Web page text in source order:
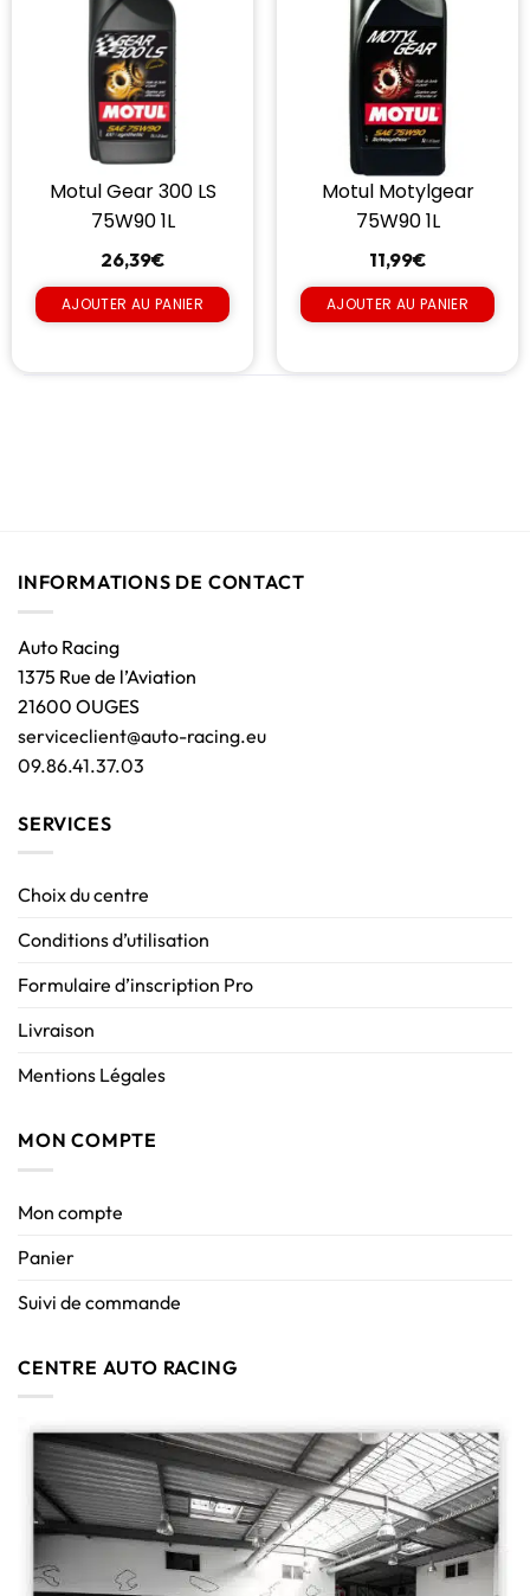
Motul Gear 300 LS
75W90 1L
26,39€
AJOUTER AU PANIER
Motul Motylgear
75W90 1L
11,99€
AJOUTER AU PANIER
INFORMATIONS DE CONTACT
Auto Racing
1375 Rue de l’Aviation
21600 OUGES
serviceclient@auto-racing.eu
09.86.41.37.03
SERVICES
Choix du centre
Conditions d’utilisation
Formulaire d’inscription Pro
Livraison
Mentions Légales
MON COMPTE
Mon compte
Panier
Suivi de commande
CENTRE AUTO RACING